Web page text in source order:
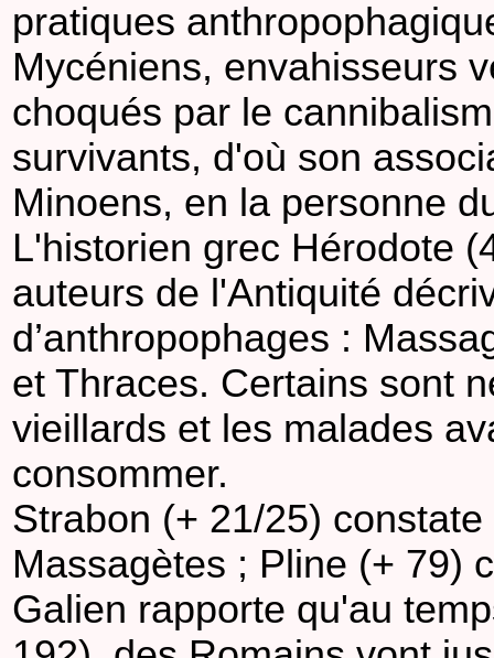
pratiques
Mycéniens, envahisseurs
choqués par le
survivants, d'où son
Minoens, en la personne
L'historien grec Hérodote
auteurs de l'Antiquité
d’anthropophages :
et Thraces. Certains sont
vieillards et les malades
consommer.
Strabon (+ 21/25)
Massagètes ; Pline (+ 79)
Galien rapporte qu'au